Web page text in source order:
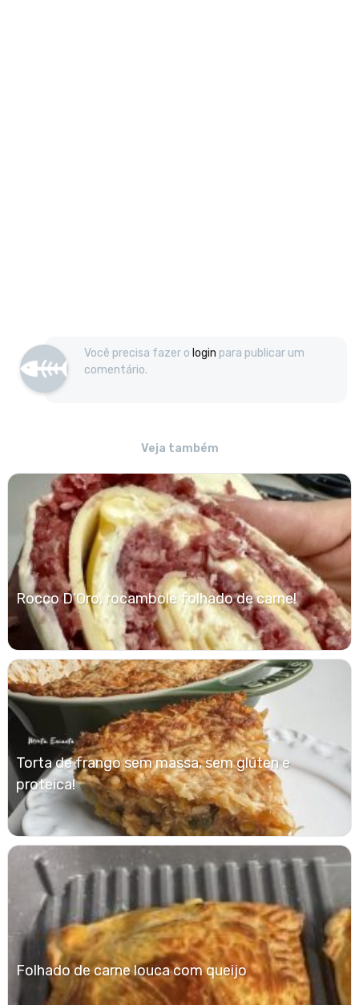
Você precisa fazer o login para publicar um
comentário.
Veja também
Rocco D’Oro, rocambole folhado de carne!
Torta de frango sem massa, sem glúten e
proteica!
Folhado de carne louca com queijo